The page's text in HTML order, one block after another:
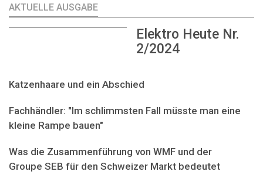
AKTUELLE AUSGABE
Elektro Heute Nr.
2/2024
Katzenhaare und ein Abschied
Fachhändler: "Im schlimmsten Fall müsste man eine
kleine Rampe bauen"
Was die Zusammenführung von WMF und der
Groupe SEB für den Schweizer Markt bedeutet